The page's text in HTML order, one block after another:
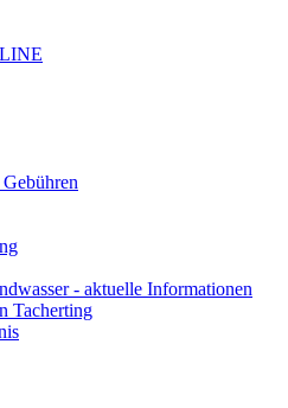
- aktuelle Informationen
Tacherting